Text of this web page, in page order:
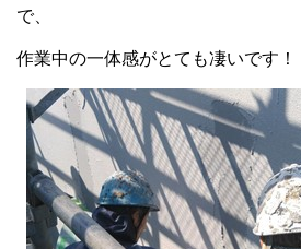
で、
作業中の一体感がとても凄いです！